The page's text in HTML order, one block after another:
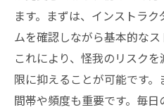
ます。まずは、インストラ
ムを確認しながら基本的なス
これにより、怪我のリスク
限に抑えることが可能です
間帯や頻度も重要です。毎